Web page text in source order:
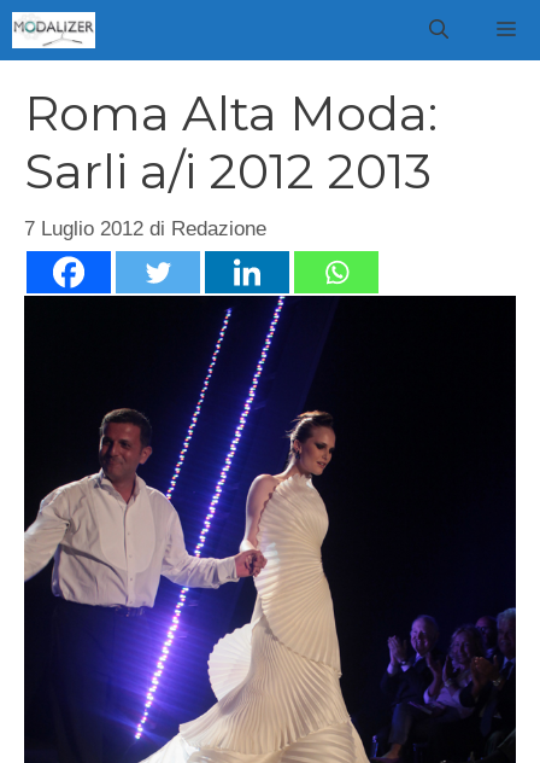
Vai
al
Roma Alta Moda:
Sarli a/i 2012 2013
7 Luglio 2012 di Redazione